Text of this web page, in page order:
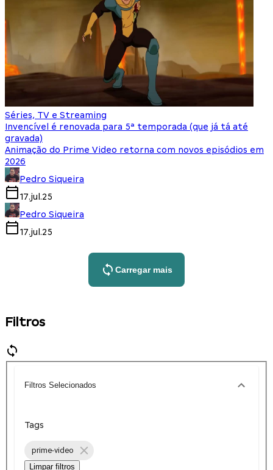
Séries, TV e Streaming
Invencível é renovada para 5ª temporada (que já tá até
gravada)
Animação do Prime Video retorna com novos episódios em
2026
Pedro Siqueira
17.jul.25
Pedro Siqueira
17.jul.25
Carregar mais
Filtros
Filtros Selecionados
Tags
prime-video
Limpar filtros